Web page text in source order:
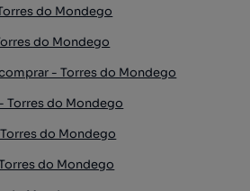
do Mondego
do Mondego
- Torres do Mondego
Torres do Mondego
do Mondego
do Mondego